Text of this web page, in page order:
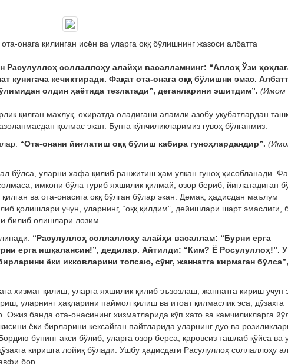
онага қилинган исён ва уларга оққ бўлишнинг жазоси албатта
Расулуллоҳ соллаллоҳу алайҳи васалламнинг: “Аллоҳ Ўзи ҳоҳ
кунигача кечиктиради. Фақат ота-онага оққ бўлишни эмас.
олдин ҳаётида тезлатади”, деганларини эшитдим”. (Имом
қилган махлуқ, охиратда оладигани аламли азобу уқубатлардан
қолмас экан. Бунга кўпчиликларимиз гувоҳ бўлганмиз.
“Ота-онани йиғлатиш оққ бўлиш кабира гуноҳлардандир”.
бўлса, уларни хафа қилиб ранжитиш ҳам улкан гуноҳ ҳисобланади.
имкони бўла туриб яхшилик қилмай, озор бериб, йиғлатадиган
ва ота-онасига оққ бўлган бўлар экан. Демак, ҳадисдан маълум
қолишлари учун, уларнинг, “оққ қилдим”, дейишлари шарт эмаслиги,
билиб олишлари лозим.
“Расулуллоҳ соллаллоҳу алайҳи васаллам: “Бурни ерга
ерга ишқалансин!”, дедилар. Айтилди: “Ким? Ё Росулуллоҳ!”. У
ёки икковларини топсаю, сўнг, жаннатга кирмаган бўлса”,
хизмат қилиш, уларга яхшилик қилиб эъзозлаш, жаннатга кириш учун
уларнинг ҳақларини паймол қилиш ва итоат қилмаслик эса, дўзахга
Ожиз банда ота-онасининг хизматларида кўп хато ва камчиликларга
ёки бирларини кексайган пайтларида уларнинг дуо ва
бунинг акси бўлиб, уларга озор берса, қаровсиз ташлаб қўйса ва
киришга лойиқ бўлади. Ушбу ҳадисдаги Расулуллоҳ соллаллоҳу
бор.